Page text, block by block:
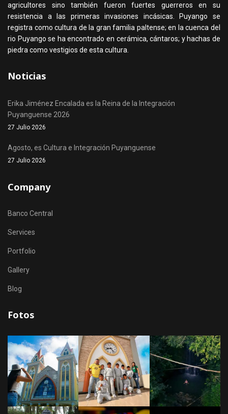
agricultores sino también fueron fuertes guerreros en su
resistencia a las primeras invasiones incásicas. Puyango se
registra como cultura de la gran familia paltense; en la cuenca del
rio Puyango se ha encontrado en cerámica, cántaros; y hachas de
piedra como vestigios de esta cultura.
Noticias
Erika Jiménez Encalada es la Reina de la Integración
Puyanguense 2026
27 Julio 2026
Agosto, es Cultura e Integración Puyanguense
27 Julio 2026
Company
Banco Central
Services
Portfolio
Gallery
Blog
Fotos